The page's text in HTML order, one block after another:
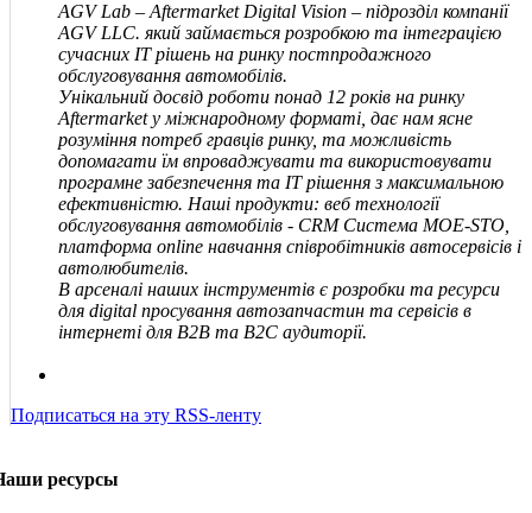
AGV Lab – Aftermarket Digital Vision – підрозділ компанії
AGVLLC. який займається розробкою та інтеграцією
сучасних IT рішень на ринку постпродажного
обслуговування автомобілів.
Унікальний досвід роботи понад 12 років на ринку
Aftermarket у міжнародному форматі, дає нам ясне
розуміння потреб гравців ринку, та можливість
допомагати їм впроваджувати та використовувати
програмне забезпечення та IT рішення з максимальною
ефективністю. Наші продукти: веб технології
обслуговування автомобілів - CRM Система MOE-STO,
платформа online навчання співробітників автосервісів і
автолюбителів.
В арсеналі наших інструментів є розробки та ресурси
для digital просування автозапчастин та сервісів в
інтернеті для В2В та В2С аудиторії.
Подписаться на эту RSS-ленту
ресурсы